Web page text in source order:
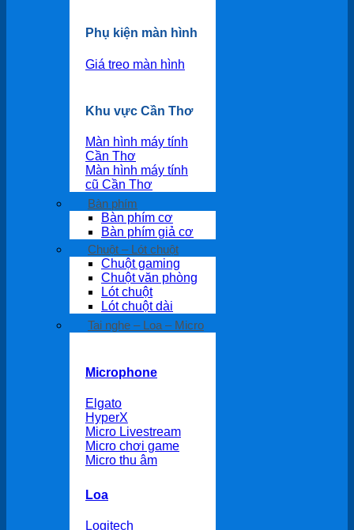
Phụ kiện màn hình
Giá treo màn hình
Khu vực Cần Thơ
Màn hình máy tính
Cần Thơ
Màn hình máy tính
cũ Cần Thơ
Bàn phím
Bàn phím cơ
Bàn phím giả cơ
Chuột – Lót chuột
Chuột gaming
Chuột văn phòng
Lót chuột
Lót chuột dài
Tai nghe – Loa – Micro
Microphone
Elgato
HyperX
Micro Livestream
Micro chơi game
Micro thu âm
Loa
Logitech